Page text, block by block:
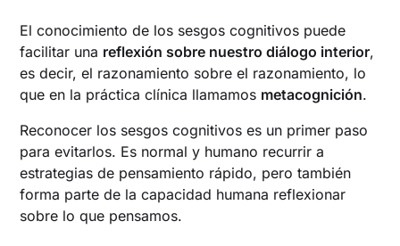
El conocimiento de los sesgos cognitivos puede
facilitar una reflexión sobre nuestro diálogo interior,
es decir, el razonamiento sobre el razonamiento, lo
que en la práctica clínica llamamos metacognición.
Reconocer los sesgos cognitivos es un primer paso
para evitarlos. Es normal y humano recurrir a
estrategias de pensamiento rápido, pero también
forma parte de la capacidad humana reflexionar
sobre lo que pensamos.